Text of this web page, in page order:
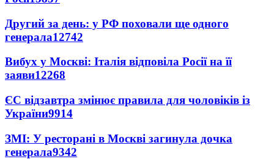
Другий за день: у РФ поховали ще одного
генерала12742
Вибух у Москві: Італія відповіла Росії на її
заяви12268
ЄС відзавтра змінює правила для чоловіків із
України9914
ЗМІ: У ресторані в Москві загинула дочка
генерала9342